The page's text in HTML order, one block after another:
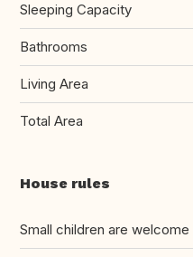
Sleeping Capacity
Bathrooms
Living Area
Total Area
House rules
Small children are welcome